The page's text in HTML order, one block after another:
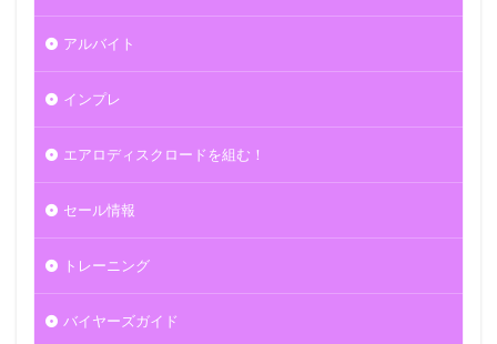
アルバイト
インプレ
エアロディスクロードを組む！
セール情報
トレーニング
バイヤーズガイド